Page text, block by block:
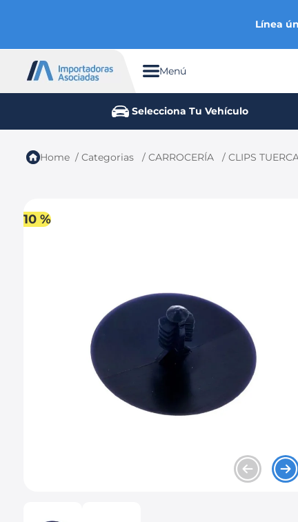
Línea
Menú
Selecciona Tu Vehículo
Categorias CARROCERÍA CLIPS
10 %
TÉRMINOS MÁS BUSCADOS
chevrolet
spark gt
chevrolet spark gt
mazda 2